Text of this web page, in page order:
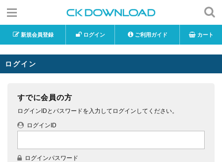
新規会員登録 ログイン ご利用ガイド カート
ログイン
すでに会員の方
ログインIDとパスワードを入力してログインしてください。
ログインID
ログインパスワード